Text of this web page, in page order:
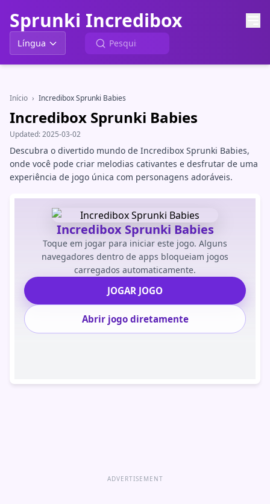
Sprunki Incredibox
Língua
Início › Incredibox Sprunki Babies
Incredibox Sprunki Babies
Updated:2025-03-02
Descubra o divertido mundo de Incredibox Sprunki Babies,
onde você pode criar melodias cativantes e desfrutar de uma
experiência de jogo única com personagens adoráveis.
Incredibox Sprunki Babies
Toque em jogar para iniciar este jogo. Alguns
navegadores dentro de apps bloqueiam jogos
carregados automaticamente.
JOGAR JOGO
Abrir jogo diretamente
ADVERTISEMENT